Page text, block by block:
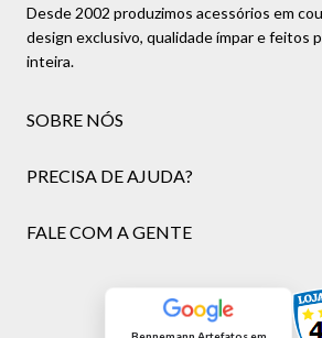
Desde 2002 produzimos acessórios em
design exclusivo, qualidade ímpar e feitos
inteira.
SOBRE NÓS
PRECISA DE AJUDA?
FALE COM A GENTE
Bennemann Artefatos em